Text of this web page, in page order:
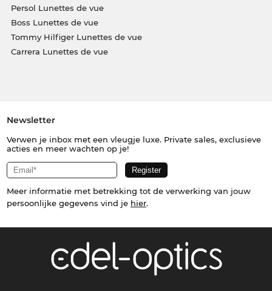
Persol Lunettes de vue
Boss Lunettes de vue
Tommy Hilfiger Lunettes de vue
Carrera Lunettes de vue
Newsletter
Verwen je inbox met een vleugje luxe. Private sales, exclusieve
acties en meer wachten op je!
Meer informatie met betrekking tot de verwerking van jouw
persoonlijke gegevens vind je hier.